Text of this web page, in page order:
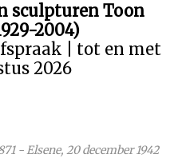
sculpturen Toon
2004)
| tot en met
2026
-Elsene, 20 december 1942